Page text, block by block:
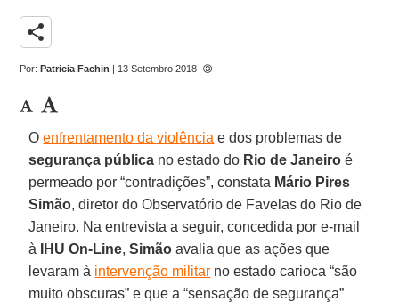
share
Por:Patricia Fachin | 13 Setembro 2018
Oenfrentamento da violência e dos problemas de
segurança pública no estado do Rio de Janeiro é
permeado por “contradições”, constata Mário Pires
Simão, diretor do Observatório de Favelas do Rio de
Janeiro. Na entrevista a seguir, concedida por e-mail
à IHU On-Line,Simão avalia que as ações que
levaram à intervenção militar no estado carioca “são
muito obscuras” e que a “sensação de segurança”